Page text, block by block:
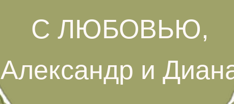
С ЛЮБОВЬЮ,
Александр и